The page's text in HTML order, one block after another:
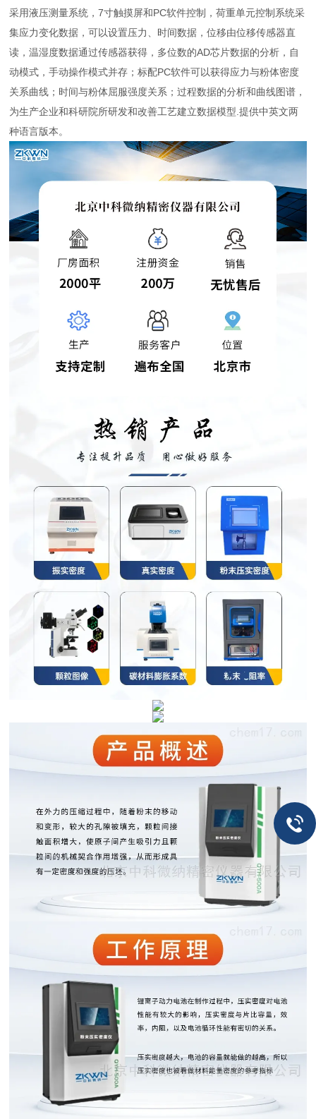
采用液压测量系统，7寸触摸屏和PC软件控制，荷重单元控制系统采
集应力变化数据，可以设置压力、时间数据，位移由位移传感器直
读，温湿度数据通过传感器获得，多位数的AD芯片数据的分析，自
动模式，手动操作模式并存；标配PC软件可以获得应力与粉体密度
关系曲线；时间与粉体屈服强度关系；过程数据的分析和曲线图谱，
为生产企业和科研院所研发和改善工艺建立数据模型.提供中英文两
种语言版本。